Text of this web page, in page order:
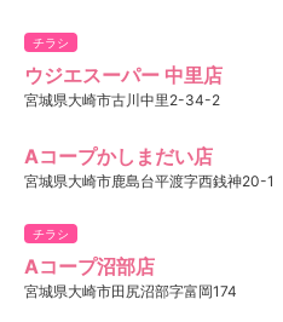
チラシ
ウジエスーパー 中里店
宮城県大崎市古川中里2-34-2
Aコープかしまだい店
宮城県大崎市鹿島台平渡字西銭神20-1
チラシ
Aコープ沼部店
宮城県大崎市田尻沼部字富岡174